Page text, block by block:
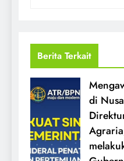
Berita Terkait
di